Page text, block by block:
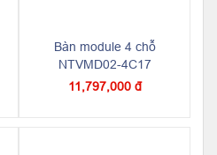
Bàn module 4 chỗ
NTVMD02-4C17
11,797,000 đ